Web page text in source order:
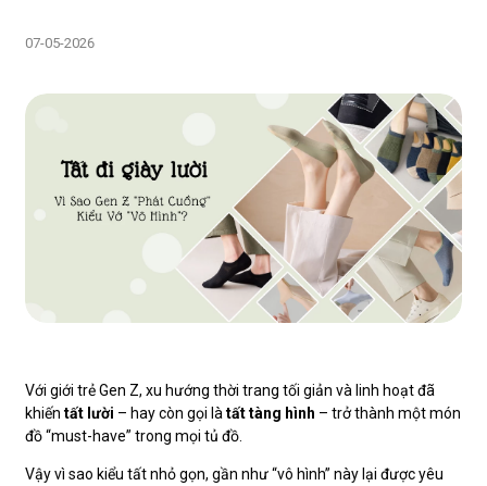
07-05-2026
Với giới trẻ Gen Z, xu hướng thời trang tối giản và linh hoạt đã
khiến tất lười – hay còn gọi là tất tàng hình – trở thành một món
đồ “must-have” trong mọi tủ đồ.
Vậy vì sao kiểu tất nhỏ gọn, gần như “vô hình” này lại được yêu